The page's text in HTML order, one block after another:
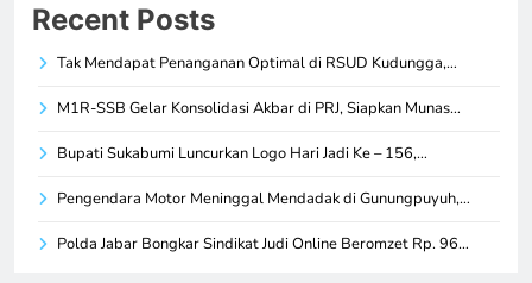
Recent Posts
Tak Mendapat Penanganan Optimal di RSUD Kudungga,…
M1R-SSB Gelar Konsolidasi Akbar di PRJ, Siapkan Munas…
Bupati Sukabumi Luncurkan Logo Hari Jadi Ke – 156,…
Pengendara Motor Meninggal Mendadak di Gunungpuyuh,…
Polda Jabar Bongkar Sindikat Judi Online Beromzet Rp. 96…